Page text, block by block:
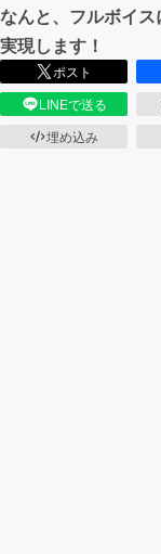
なんと、フルボイス
実現します！
ポスト
LINEで送る
埋め込み